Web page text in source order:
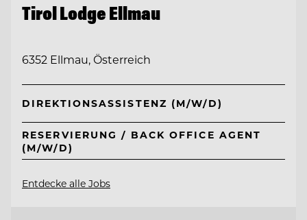
Tirol Lodge Ellmau
6352 Ellmau, Österreich
DIREKTIONSASSISTENZ (M/W/D)
RESERVIERUNG / BACK OFFICE AGENT
(M/W/D)
Entdecke alle Jobs